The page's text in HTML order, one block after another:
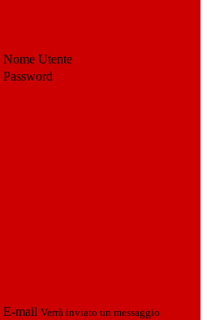
Nome Utente
Password
E-mail Verrà inviato un messaggio